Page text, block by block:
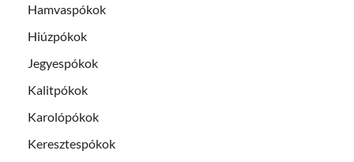
Hamvaspókok
Hiúzpókok
Jegyespókok
Kalitpókok
Karolópókok
Keresztespókok